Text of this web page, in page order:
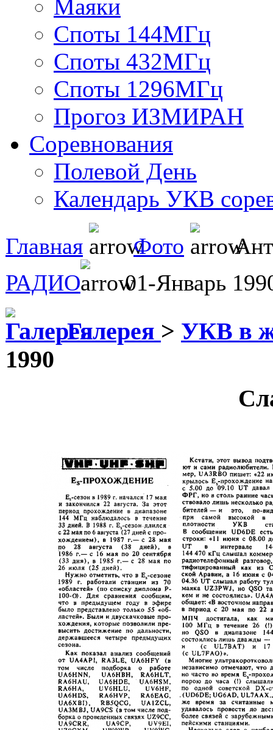
Маяки
Споты 144МГц
Споты 432МГц
Споты 1296МГц
Прогоз ИЗМИРАН
Соревнования
Полевой День
Календарь УКВ
Главная Фото
РАДИО
01-Январь
Галерея > УКВ в
1990